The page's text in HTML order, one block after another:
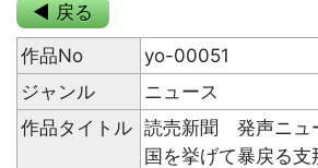
◀ 戻る
作品No
yo-00051
ジャンル
ニュース
作品タイトル 読売新聞 発声ニ
国を挙げて暴戻る